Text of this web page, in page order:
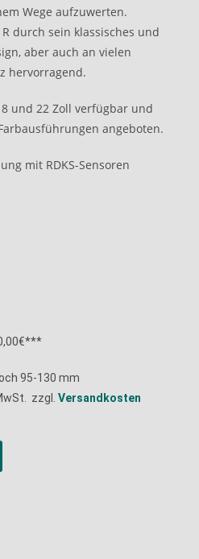
Wege aufzuwerten.
durch sein klassisches und
aber auch an vielen
hervorragend.
und 22 Zoll verfügbar und
angeboten.
mit RDKS-Sensoren
95-130 mm
zzgl.Versandkosten